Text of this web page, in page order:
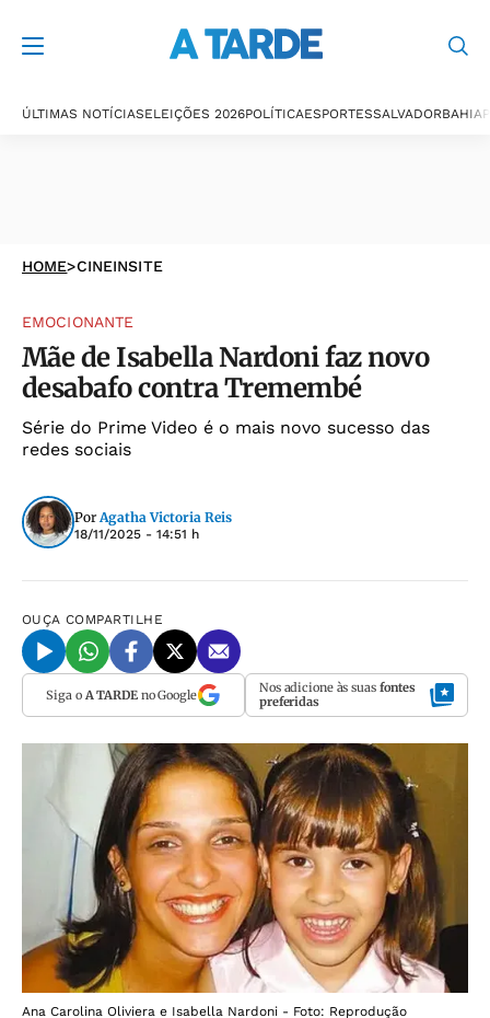
ÚLTIMAS NOTÍCIASELEIÇÕES 2026POLÍTICAESPORTESSALVADORBAHIA
HOME>CINEINSITE
EMOCIONANTE
Mãe de Isabella Nardoni faz novo
desabafo contra Tremembé
Série do Prime Video é o mais novo sucesso das
redes sociais
Por Agatha Victoria Reis
18/11/2025 - 14:51 h
OUÇA COMPARTILHE
Siga o A TARDEno Google Nos adicione às suas fontes
preferidas
Ana Carolina Oliviera e Isabella Nardoni - Foto: Reprodução